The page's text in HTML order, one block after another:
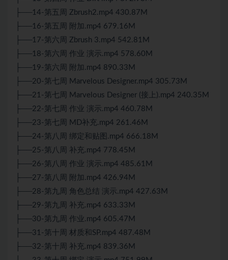
├──14-第五周 Zbrush2.mp4 430.87M
├──16-第五周 附加.mp4 679.16M
├──17-第六周 Zbrush 3.mp4 542.81M
├──18-第六周 作业 演示.mp4 578.60M
├──19-第六周 附加.mp4 890.33M
├──20-第七周 Marvelous Designer.mp4 305.73M
├──21-第七周 Marvelous Designer (接上).mp4 240.35M
├──22-第七周 作业 演示.mp4 460.78M
├──23-第七周 MD补充.mp4 261.46M
├──24-第八周 绑定和贴图.mp4 666.18M
├──25-第八周 补充.mp4 778.45M
├──26-第八周 作业 演示.mp4 485.61M
├──27-第八周 附加.mp4 426.94M
├──28-第九周 角色总结 演示.mp4 427.63M
├──29-第九周 补充.mp4 633.33M
├──30-第九周 作业.mp4 605.47M
├──31-第十周 材质和SP.mp4 487.48M
├──32-第十周 补充.mp4 839.36M